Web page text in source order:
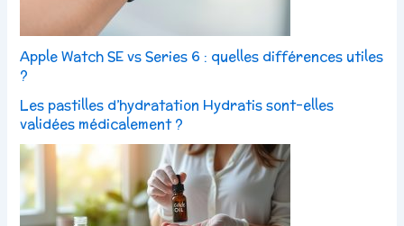
Apple Watch SE vs Series 6 : quelles différences utiles
?
Les pastilles d’hydratation Hydratis sont-elles
validées médicalement ?